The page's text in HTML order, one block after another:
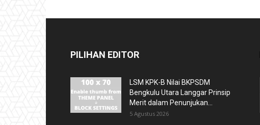
PILIHAN EDITOR
LSM KPK-B Nilai BKPSDM
Bengkulu Utara Langgar Prinsip
Merit dalam Penunjukan...
5 Agustus 2026